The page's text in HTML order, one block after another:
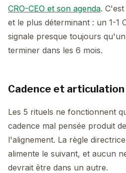
CRO-CEO et son agenda.
et le plus déterminant : un 1-1
signale presque toujours
terminer dans les 6 mois.
Cadence et
Les 5 rituels ne fonctionnent
cadence mal pensée produit
l'alignement. La règle
alimente le suivant, et aucun
devrait être dans un autre.